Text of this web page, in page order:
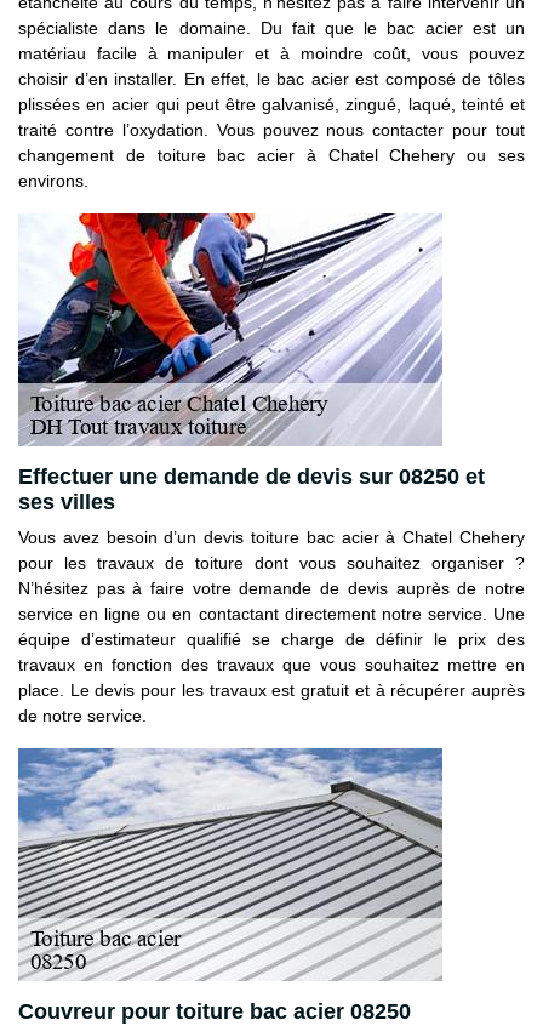
spécialiste dans le domaine. Du fait que le bac acier est un
matériau facile à manipuler et à moindre coût, vous pouvez
choisir d’en installer. En effet, le bac acier est composé de tôles
plissées en acier qui peut être galvanisé, zingué, laqué, teinté et
traité contre l’oxydation. Vous pouvez nous contacter pour tout
changement de toiture bac acier à Chatel Chehery ou ses
environs.
Effectuer une demande de devis sur 08250 et
ses villes
Vous avez besoin d’un devis toiture bac acier à Chatel Chehery
pour les travaux de toiture dont vous souhaitez organiser ?
N’hésitez pas à faire votre demande de devis auprès de notre
service en ligne ou en contactant directement notre service. Une
équipe d’estimateur qualifié se charge de définir le prix des
travaux en fonction des travaux que vous souhaitez mettre en
place. Le devis pour les travaux est gratuit et à récupérer auprès
de notre service.
Couvreur pour toiture bac acier 08250